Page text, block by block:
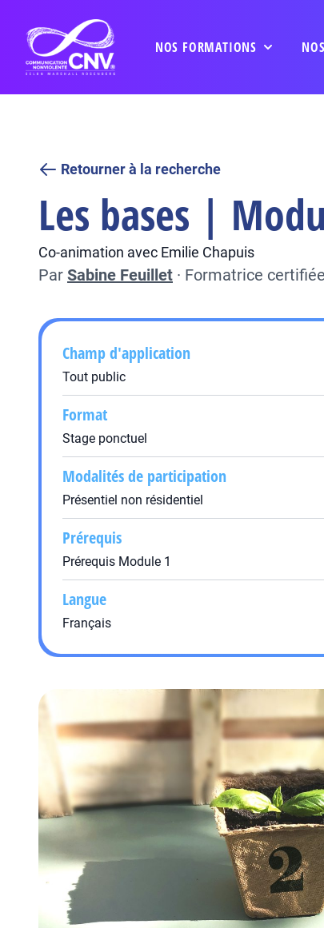
NOS FORMATIONS
Retourner à la recherche
Les bases |
Co-animation avec Emilie Chapuis
Par Sabine Feuillet · Formatrice
Champ d'application
Tout public
Format
Stage ponctuel
Modalités de participation
Présentiel non résidentiel
Prérequis
Prérequis Module 1
Langue
Français